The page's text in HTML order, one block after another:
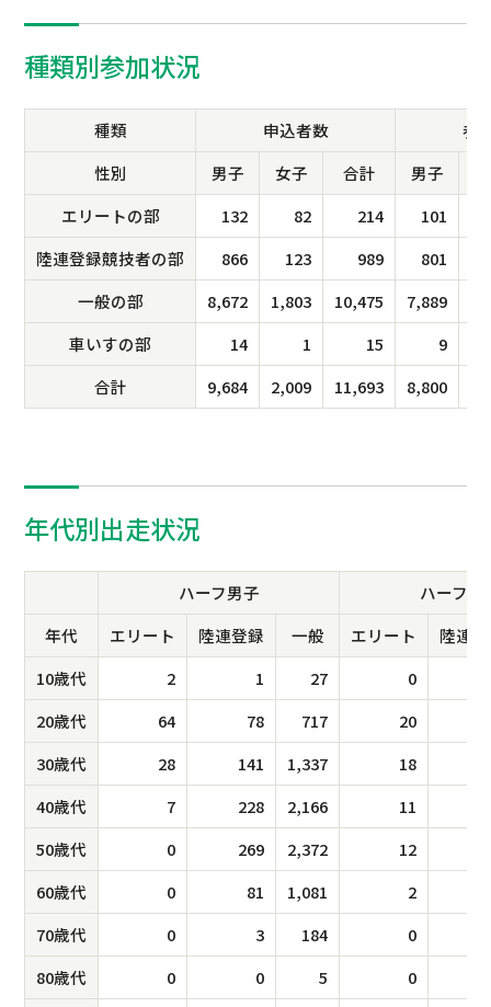
種類別参加状況
種類 申込者数
参
性別
男子 女子 合計 男子
エリートの部
132 82 214
101
陸連登録競技者の部
866 123 989 801
一般の部
8,672 1,803 10,475 7,889
車いすの部
14 1 15
9
合計
9,684 2,009 11,693 8,800
年代別出走状況
ハーフ男子
ハーフ女
年代
エリート 陸連登録 一般 エリート
陸連
10歳代
2 1 27
0
20歳代
64 78 717
20
30歳代
28 141 1,337 18
40歳代
7 228 2,166 11
50歳代
0 269 2,372 12
60歳代
0 81 1,081 2
70歳代
0 3 184
0
80歳代
0 0 5
0